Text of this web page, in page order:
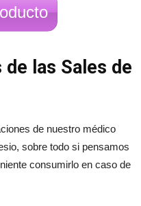
las Sales de
de nuestro médico
sobre todo si pensamos
consumirlo en caso de